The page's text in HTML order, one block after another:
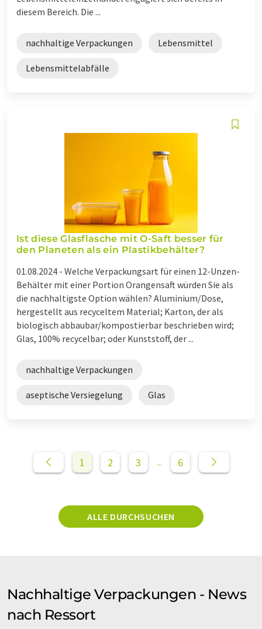
diesem Bereich. Die ...
nachhaltige Verpackungen Lebensmittel
Lebensmittelabfälle
Ist diese Glasflasche mit O-Saft besser für
den Planeten als ein Plastikbehälter?
01.08.2024 - Welche Verpackungsart für einen 12-Unzen-
Behälter mit einer Portion Orangensaft würden Sie als
die nachhaltigste Option wählen? Aluminium/Dose,
hergestellt aus recyceltem Material; Karton, der als
biologisch abbaubar/kompostierbar beschrieben wird;
Glas, 100% recycelbar; oder Kunststoff, der ...
nachhaltige Verpackungen
aseptische Versiegelung Glas
1 2 3 ... 6
ALLE DURCHSUCHEN
Nachhaltige Verpackungen - News
nach Ressort